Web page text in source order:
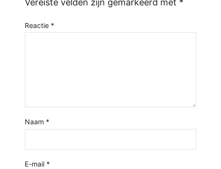
Reactie *
Naam *
E-mail *